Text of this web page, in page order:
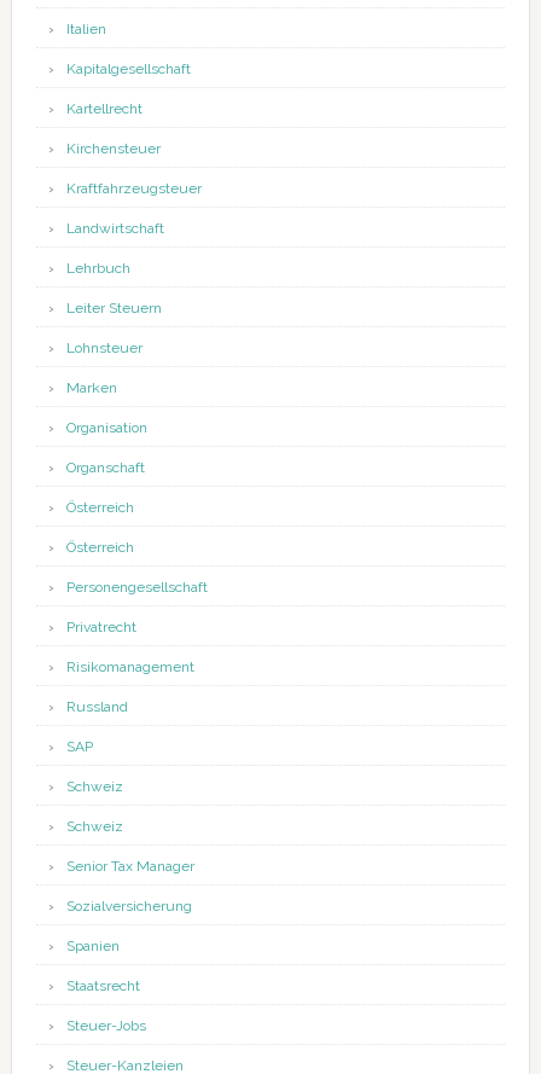
Italien
Kapitalgesellschaft
Kartellrecht
Kirchensteuer
Kraftfahrzeugsteuer
Landwirtschaft
Lehrbuch
Leiter Steuern
Lohnsteuer
Marken
Organisation
Organschaft
Österreich
Österreich
Personengesellschaft
Privatrecht
Risikomanagement
Russland
SAP
Schweiz
Schweiz
Senior Tax Manager
Sozialversicherung
Spanien
Staatsrecht
Steuer-Jobs
Steuer-Kanzleien